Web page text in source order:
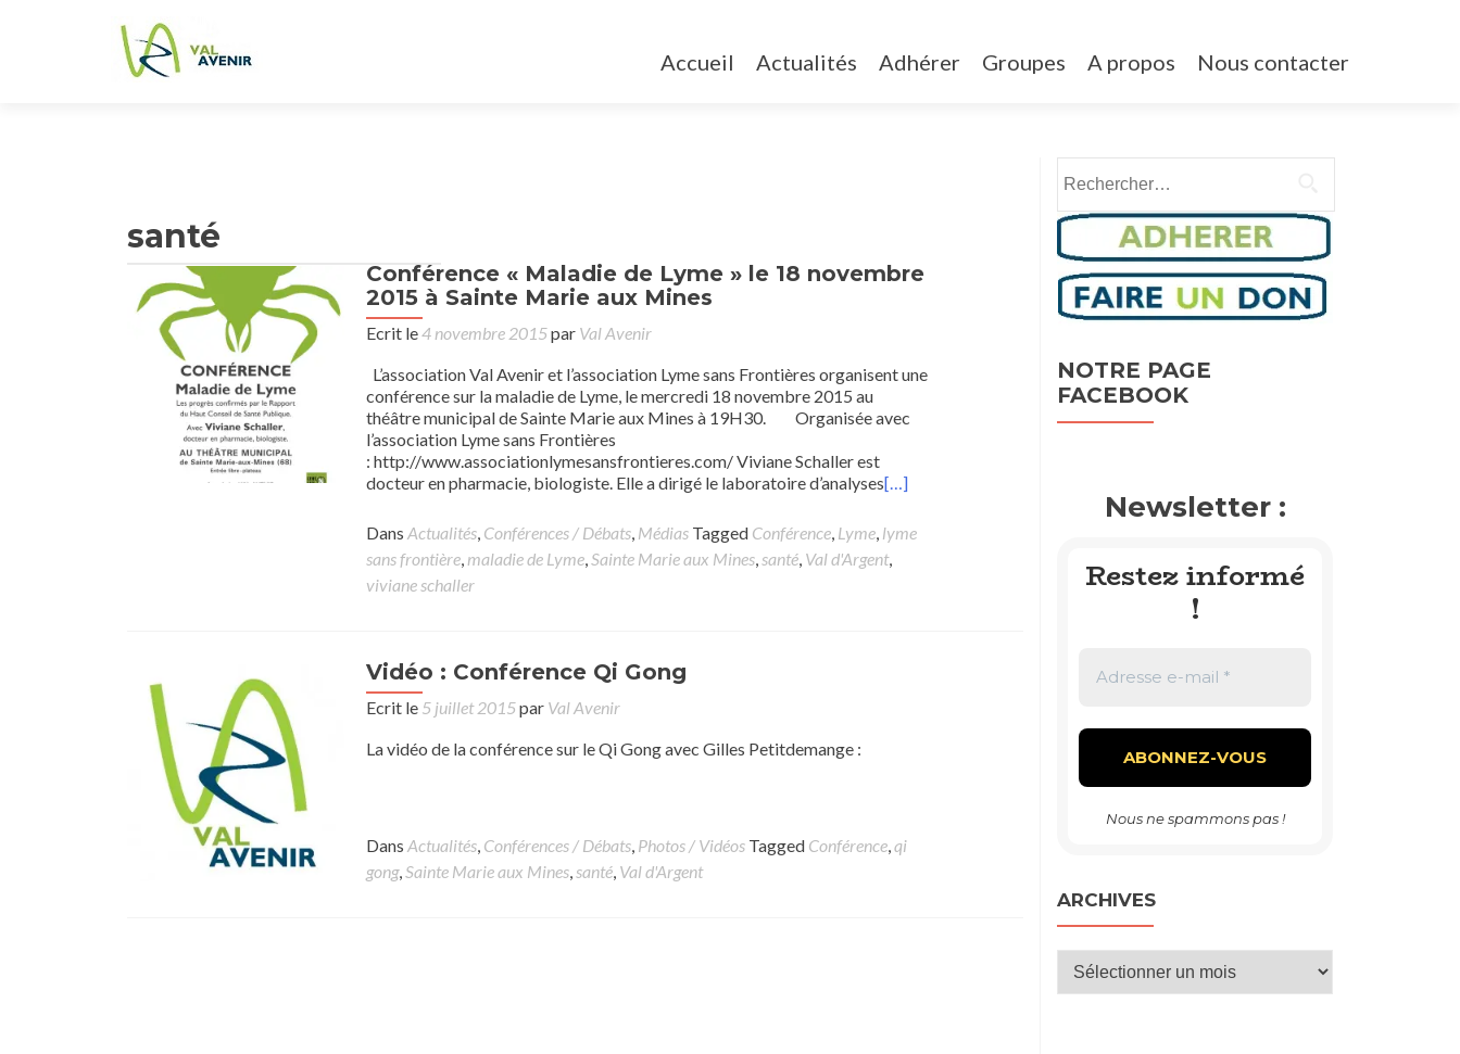
Accueil Actualités Adhérer Groupes A propos Nous contacter
santé
Conférence « Maladie de Lyme » le 18 novembre
2015 à Sainte Marie aux Mines
Ecrit le4 novembre 2015par Val Avenir
L’association Val Avenir et l’association Lyme sans Frontières organisent une
conférence sur la maladie de Lyme, le mercredi 18 novembre 2015 au
théâtre municipal de Sainte Marie aux Mines à 19H30. Organisée avec
l’association Lyme sans Frontières
: http://www.associationlymesansfrontieres.com/ Viviane Schaller est
docteur en pharmacie, biologiste. Elle a dirigé le laboratoire d’analyses[…]
Dans Actualités, Conférences / Débats, Médias Tagged Conférence, Lyme, lyme
sans frontière, maladie de Lyme,Sainte Marie aux Mines,santé, Val d'Argent,
viviane schaller
Vidéo : Conférence Qi Gong
Ecrit le 5 juillet 2015par Val Avenir
La vidéo de la conférence sur le Qi Gong avec Gilles Petitdemange :
Dans Actualités, Conférences / Débats, Photos / Vidéos Tagged Conférence,qi
gong,Sainte Marie aux Mines,santé, Val d'Argent
NOTRE PAGE
FACEBOOK
Newsletter :
Restez informé
!
Nous ne spammons pas !
ARCHIVES
Archives